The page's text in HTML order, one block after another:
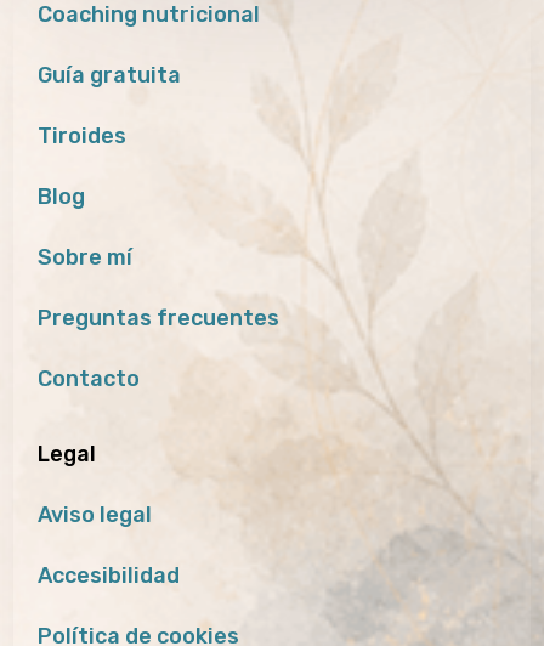
Coaching nutricional
Guía gratuita
Tiroides
Blog
Sobre mí
Preguntas frecuentes
Contacto
Legal
Aviso legal
Accesibilidad
Política de cookies